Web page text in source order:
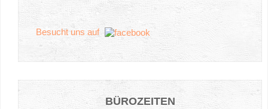
Besucht uns auf
BÜROZEITEN